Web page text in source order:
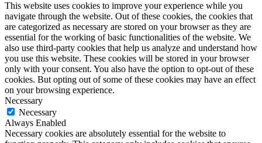
This website uses cookies to improve your experience while you
navigate through the website. Out of these cookies, the cookies that
are categorized as necessary are stored on your browser as they are
essential for the working of basic functionalities of the website. We
also use third-party cookies that help us analyze and understand how
you use this website. These cookies will be stored in your browser
only with your consent. You also have the option to opt-out of these
cookies. But opting out of some of these cookies may have an effect
on your browsing experience.
Necessary
Necessary
Always Enabled
Necessary cookies are absolutely essential for the website to